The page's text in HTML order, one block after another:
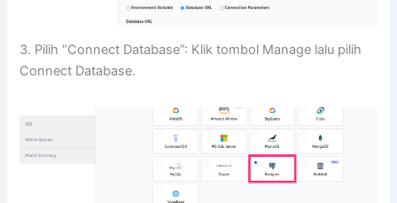
3. Pilih “Connect Database”: Klik tombol Manage lalu pilih
Connect Database.